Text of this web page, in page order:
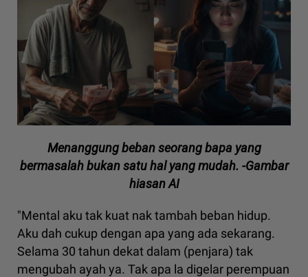
Menanggung beban seorang bapa yang
bermasalah bukan satu hal yang mudah. -Gambar
hiasan AI
"Mental aku tak kuat nak tambah beban hidup.
Aku dah cukup dengan apa yang ada sekarang.
Selama 30 tahun dekat dalam (penjara) tak
mengubah ayah ya. Tak apa la digelar perempuan